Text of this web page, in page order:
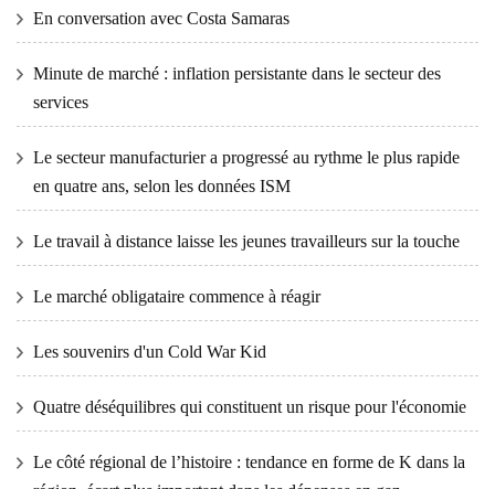
En conversation avec Costa Samaras
Minute de marché : inflation persistante dans le secteur des
services
Le secteur manufacturier a progressé au rythme le plus rapide
en quatre ans, selon les données ISM
Le travail à distance laisse les jeunes travailleurs sur la touche
Le marché obligataire commence à réagir
Les souvenirs d'un Cold War Kid
Quatre déséquilibres qui constituent un risque pour l'économie
Le côté régional de l’histoire : tendance en forme de K dans la